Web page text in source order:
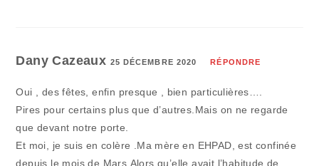
Dany Cazeaux 25 DÉCEMBRE 2020 RÉPONDRE
Oui , des fêtes, enfin presque , bien particulières….
Pires pour certains plus que d’autres.Mais on ne regarde
que devant notre porte.
Et moi, je suis en colère .Ma mère en EHPAD, est confinée
depuis le mois de Mars.Alors qu’elle avait l’habitude de